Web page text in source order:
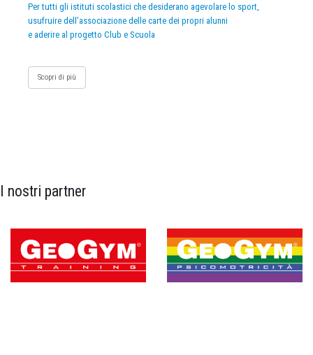
Per tutti gli istituti scolastici che desiderano agevolare lo sport,
usufruire dell’associazione delle carte dei propri alunni
e aderire al progetto Club e Scuola
Scopri di più
I nostri partner